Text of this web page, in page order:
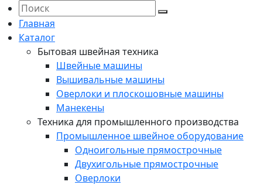
Главная
Каталог
Бытовая швейная техника
Швейные машины
Вышивальные машины
Оверлоки и плоскошовные машины
Манекены
Техника для промышленного производства
Промышленное швейное оборудование
Одноигольные прямострочные
Двухигольные прямострочные
Оверлоки